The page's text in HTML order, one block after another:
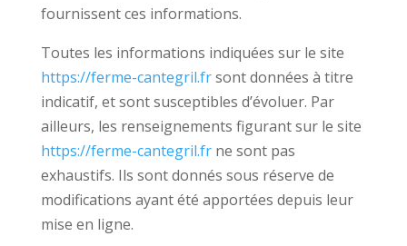
fournissent ces informations.
Toutes les informations indiquées sur le site
https://ferme-cantegril.frsont données à titre
indicatif, et sont susceptibles d’évoluer. Par
ailleurs, les renseignements figurant sur le site
https://ferme-cantegril.frne sont pas
exhaustifs. Ils sont donnés sous réserve de
modifications ayant été apportées depuis leur
mise en ligne.